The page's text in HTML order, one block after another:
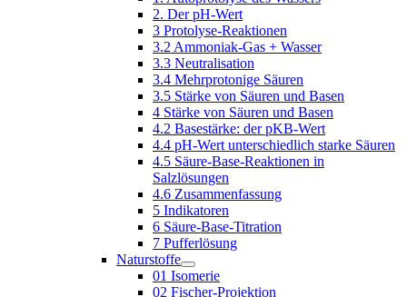
2. Der pH-Wert
3 Protolyse-Reaktionen
3.2 Ammoniak-Gas + Wasser
3.3 Neutralisation
3.4 Mehrprotonige Säuren
3.5 Stärke von Säuren und Basen
4 Stärke von Säuren und Basen
4.2 Basestärke: der pKB-Wert
4.4 pH-Wert unterschiedlich starke Säuren
4.5 Säure-Base-Reaktionen in
Salzlösungen
4.6 Zusammenfassung
5 Indikatoren
6 Säure-Base-Titration
7 Pufferlösung
Naturstoffe
01 Isomerie
02 Fischer-Projektion